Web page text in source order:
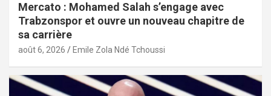
Mercato : Mohamed Salah s’engage avec
Trabzonspor et ouvre un nouveau chapitre de
sa carrière
août 6, 2026 Emile Zola Ndé Tchoussi